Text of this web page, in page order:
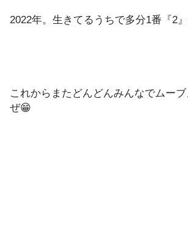
2022年。生きてるうちで多分1番『2』
これからまたどんどんみんなでムー
ぜ😁